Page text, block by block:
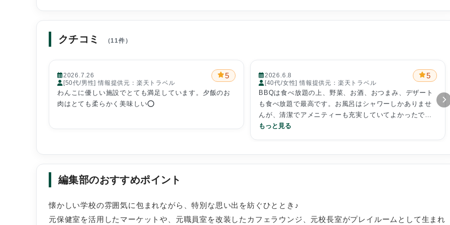
クチコミ （11件）
2026.7.26 5
[50代/男性] 情報提供元：楽天トラベル
わんこに優しい施設でとても満足しています。夕飯のお
肉はとても柔らかく美味しい⭕️
2026.6.8 5
[40代/女性] 情報提供元：楽天トラベル
BBQは食べ放題の上、野菜、お酒、おつまみ、デザート
も食べ放題で最高です。お風呂はシャワーしかありませ
んが、清潔でアメニティーも充実していてよかったで
す。
もっと見る
編集部のおすすめポイント
懐かしい学校の雰囲気に包まれながら、特別な思い出を紡ぐひととき♪
元保健室を活用したマーケットや、元職員室を改装したカフェラウンジ、元校長室がプレイルームとして生まれ